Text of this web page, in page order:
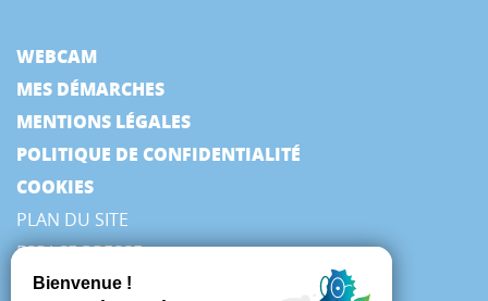
WEBCAM
MES DÉMARCHES
MENTIONS LÉGALES
POLITIQUE DE CONFIDENTIALITÉ
COOKIES
PLAN DU SITE
ESPACE PRESSE